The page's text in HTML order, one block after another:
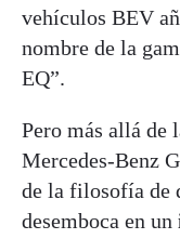
vehículos BEV
nombre de la
EQ”.
Pero más allá de
Mercedes-Benz
de la filosofía de
desemboca en un